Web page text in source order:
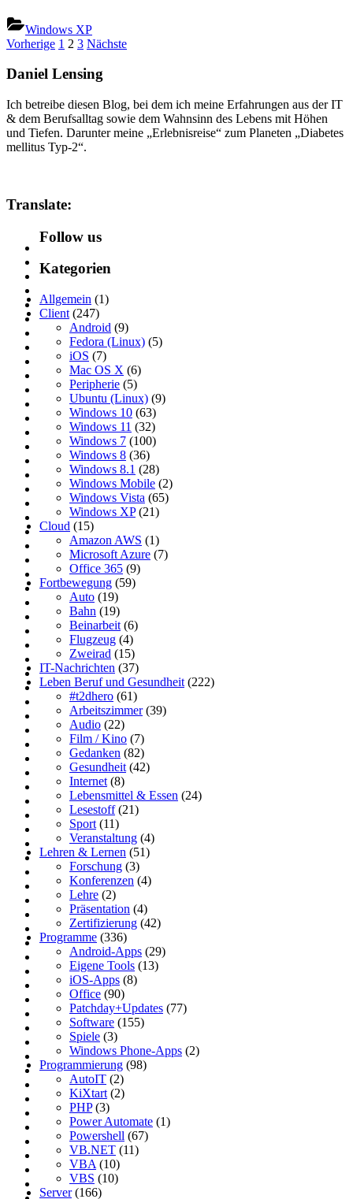
Windows XP
Seitennummerierung
der
Vorherige 1 2 3 Nächste
Daniel Lensing
Ich betreibe diesen Blog, bei dem ich meine Erfahrungen aus der IT
& dem Berufsalltag sowie dem Wahnsinn des Lebens mit Höhen
und Tiefen. Darunter meine „Erlebnisreise“ zum Planeten „Diabetes
mellitus Typ-2“.
Translate:
Follow us
Kategorien
Allgemein (1)
Client (247)
Android (9)
Fedora (Linux) (5)
iOS (7)
Mac OS X (6)
Peripherie (5)
Ubuntu (Linux) (9)
Windows 10 (63)
Windows 11 (32)
Windows 7 (100)
Windows 8 (36)
Windows 8.1 (28)
Windows Mobile (2)
Windows Vista (65)
Windows XP(21)
Cloud (15)
Amazon AWS (1)
Microsoft Azure (7)
Office 365 (9)
Fortbewegung (59)
Auto (19)
Bahn (19)
Beinarbeit (6)
Flugzeug (4)
Zweirad (15)
IT-Nachrichten (37)
Leben Beruf und Gesundheit (222)
#t2dhero (61)
Arbeitszimmer(39)
Audio (22)
Film / Kino (7)
Gedanken (82)
Gesundheit (42)
Internet (8)
Lebensmittel & Essen (24)
Lesestoff(21)
Sport (11)
Veranstaltung (4)
Lehren & Lernen (51)
Forschung (3)
Konferenzen (4)
Lehre (2)
Präsentation (4)
Zertifizierung (42)
Programme (336)
Android-Apps (29)
Eigene Tools (13)
iOS-Apps (8)
Office (90)
Patchday+Updates (77)
Software (155)
Spiele (3)
Windows Phone-Apps (2)
Programmierung (98)
AutoIT (2)
KiXtart (2)
PHP(3)
Power Automate (1)
Powershell (67)
VB.NET (11)
VBA (10)
VBS (10)
Server(166)